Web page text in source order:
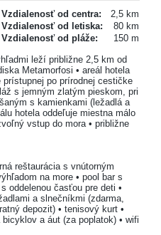
Vzdialenosť od centra:
2,5 km
Vzdialenosť od letiska:
80 km
Vzdialenosť od pláže:
150 m
leží približne 2,5 km od
Metamorfosi • areál hotela
po prírodnej cestičke
s jemným zlatým pieskom, pri
s kamienkami (ležadlá a
hotela oddeľuje miestna málo
vstup do mora • približne
reštaurácia s vnútorným
na more • pool bar s
oddelenou časťou pre deti •
a slnečníkmi (zdarma,
depozit) • tenisový kurt •
a áut (za poplatok) • wifi